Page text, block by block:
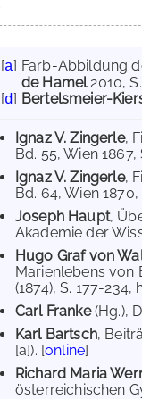
[a] Farb-Abbildung
de Hamel2010,
[d] Bertelsmeier-
Ignaz V. Zingerle,
Bd. 55, Wien
Ignaz V. Zingerle,
Bd. 64, Wien
Joseph Haupt,
Akademie der
Hugo Graf von
Marienlebens von
(1874), S. 177-234,
Carl Franke(Hg.),
Karl Bartsch,
[a]). [online]
Richard Maria
österreichischen